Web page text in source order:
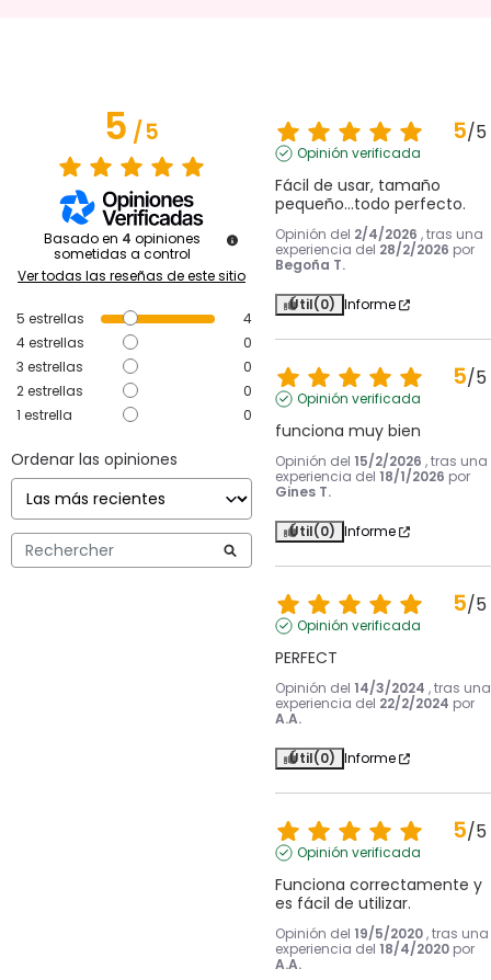
5/5
Basado en 4 opiniones
sometidas a control
Ver todas las reseñas de este sitio
5 estrellas
4
4estrellas
0
3 estrellas
0
2estrellas
0
1 estrella 0
Ordenar las opiniones
5/5
Opinión verificada
Fácil de usar, tamaño
pequeño...todo perfecto.
Opinión del 2/4/2026 , tras una
experiencia del 28/2/2026 por
Begoña T.
Útil(0) Informe
5/5
Opinión verificada
funciona muy bien
Opinión del 15/2/2026 , tras una
experiencia del 18/1/2026 por
Gines T.
Útil(0) Informe
5/5
Opinión verificada
PERFECT
Opinión del 14/3/2024 , tras una
experiencia del 22/2/2024 por
A.A.
Útil(0) Informe
5/5
Opinión verificada
Funciona correctamente y
es fácil de utilizar.
Opinión del 19/5/2020 , tras una
experiencia del 18/4/2020 por
A.A.